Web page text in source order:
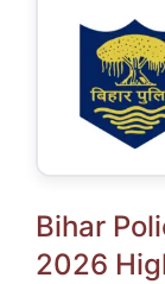
Bihar
2026